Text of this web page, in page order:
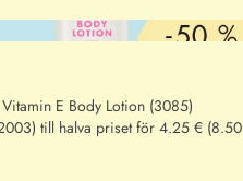
E Body Lotion (3085)
till halva priset för 4.25 € (8.50